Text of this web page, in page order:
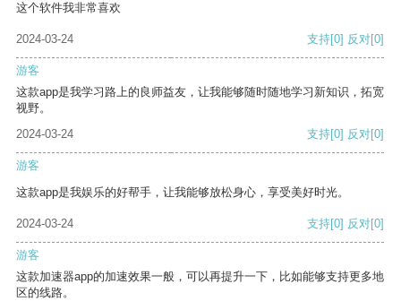
这个软件我非常喜欢
2024-03-24 支持[0] 反对[0]
游客
这款app是我学习路上的良师益友，让我能够随时随地学习新知识，拓宽
视野。
2024-03-24
支持[0] 反对[0]
游客
这款app是我娱乐的好帮手，让我能够放松身心，享受美好时光。
2024-03-24 支持[0] 反对[0]
游客
这款加速器app的加速效果一般，可以再提升一下，比如能够支持更多地
区的线路。